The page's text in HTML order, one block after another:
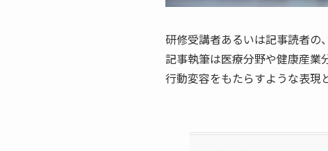
研修受講者あるいは記事読者の
記事執筆は医療分野や健康産業
行動変容をもたらすような表